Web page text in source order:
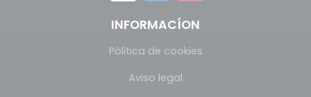
INFORMACÍON
Pólitica de cookies
Aviso legal